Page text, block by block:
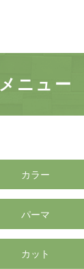
メニュー
カラー
パーマ
カット